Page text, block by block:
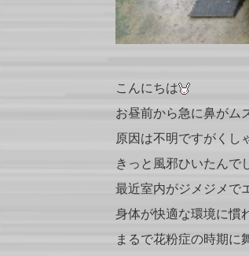
こんにちは
お昼前から急に鼻がム
原因は不明ですがくし
きっと風邪ひいたんで
最近室内がジメジメで
身体が快適な環境に慣
まるで花粉症の時期に